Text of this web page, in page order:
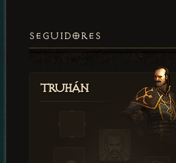
SEGUIDORES
Truhán